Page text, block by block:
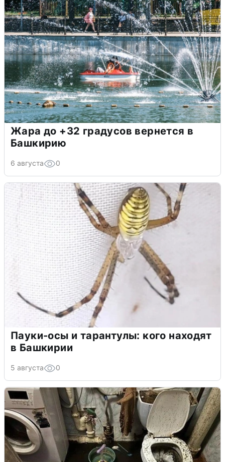
Жара до +32 градусов вернется в
Башкирию
6 августа 0
Пауки-осы и тарантулы: кого находят
в Башкирии
5 августа 0